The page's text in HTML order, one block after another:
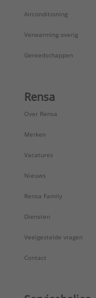
Airconditioning
Verwarming overig
Gereedschappen
Rensa
Over Rensa
Merken
Vacatures
Nieuws
Rensa Family
Diensten
Veelgestelde vragen
Contact